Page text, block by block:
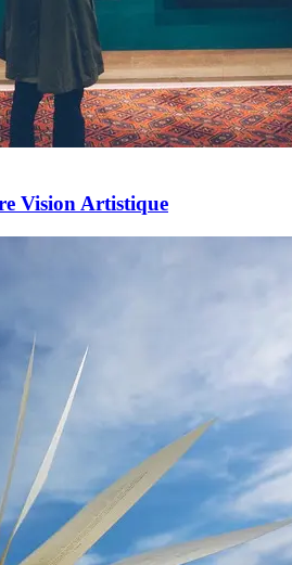
Vision Artistique